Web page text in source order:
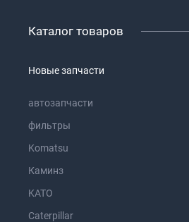
Каталог товаров
Новые запчасти
автозапчасти
фильтры
Komatsu
Каминз
KATO
Caterpillar